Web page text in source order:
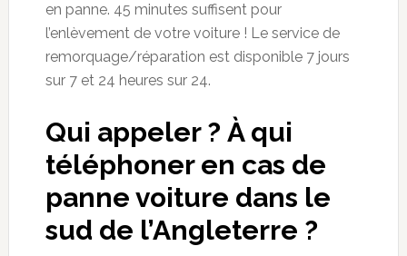
en panne. 45 minutes suffisent pour
l’enlèvement de votre voiture ! Leservice de
remorquage/réparation est disponible 7 jours
sur 7 et24 heures sur 24.
Qui appeler ? À qui
téléphoner en cas de
panne voiture dans le
sud de l’Angleterre ?